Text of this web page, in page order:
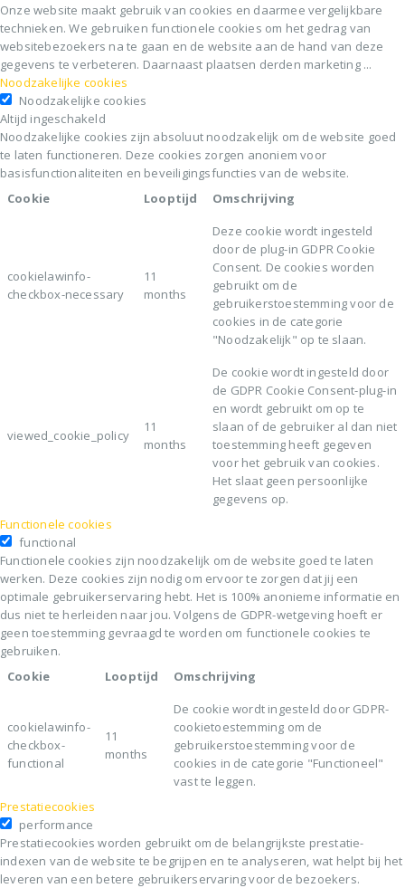
Onze website maakt gebruik van cookies en daarmee vergelijkbare
technieken. We gebruiken functionele cookies om het gedrag van
websitebezoekers na te gaan en de website aan de hand van deze
gegevens te verbeteren. Daarnaast plaatsen derden marketing ...
Noodzakelijke cookies
Noodzakelijke cookies
Altijd ingeschakeld
Noodzakelijke cookies zijn absoluut noodzakelijk om de website goed
te laten functioneren. Deze cookies zorgen anoniem voor
basisfunctionaliteiten en beveiligingsfuncties van de website.
Cookie
Looptijd Omschrijving
cookielawinfo-
checkbox-necessary
11
months
Deze cookie wordt ingesteld
door de plug-in GDPR Cookie
Consent. De cookies worden
gebruikt om de
gebruikerstoestemming voor de
cookies in de categorie
"Noodzakelijk" op te slaan.
viewed_cookie_policy
11
months
De cookie wordt ingesteld door
de GDPR Cookie Consent-plug-in
en wordt gebruikt om op te
slaan of de gebruiker al dan niet
toestemming heeft gegeven
voor het gebruik van cookies.
Het slaat geen persoonlijke
gegevens op.
Functionele cookies
functional
Functionele cookies zijn noodzakelijk om de website goed te laten
werken. Deze cookies zijn nodig om ervoor te zorgen dat jij een
optimale gebruikerservaring hebt. Het is 100% anonieme informatie en
dus niet te herleiden naar jou. Volgens de GDPR-wetgeving hoeft er
geen toestemming gevraagd te worden om functionele cookies te
gebruiken.
Cookie
Looptijd Omschrijving
cookielawinfo-
checkbox-
functional
11
months
De cookie wordt ingesteld door GDPR-
cookietoestemming om de
gebruikerstoestemming voor de
cookies in de categorie "Functioneel"
vast te leggen.
Prestatiecookies
performance
Prestatiecookies worden gebruikt om de belangrijkste prestatie-
indexen van de website te begrijpen en te analyseren, wat helpt bij het
leveren van een betere gebruikerservaring voor de bezoekers.